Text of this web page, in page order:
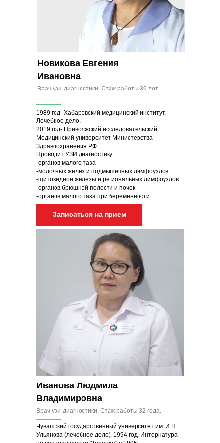
Записаться на прием
1989 год- Хабаровский медицинский институт.
Лечебное дело.
2019 год- Приволжский исследовательский
Медицинский университет Министерства
Здравоохранения РФ
Проводит УЗИ диагностику:
-органов малого таза
-молочных желез и подмышечных лимфоузлов
-щитовидной железы и региональных лимфоузлов
-органов брюшной полости и почек
-органов малого таза при беременности
Новикова Евгения
Ивановна
Врач узи-диагностики. Стаж работы 36 лет.
Чувашский государственный университет им. И.Н.
Ульянова (лечебное дело), 1994 год. Интернатура
Иванова Людмила
Владимировна
Врач узи-диагностики. Стаж работы 32 года.